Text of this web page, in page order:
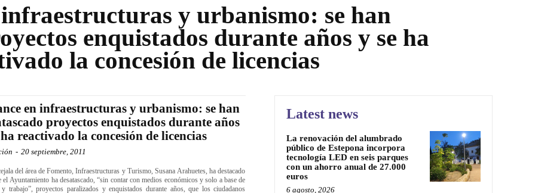
y urbanismo: se han
enquistados durante años y se ha
la concesión de licencias
en infraestructuras y urbanismo: se han
proyectos enquistados durante años
ha reactivado la concesión de licencias
- 20 septiembre, 2011
del área de Fomento, Infraestructuras y Turismo, Susana Arahuetes, ha destacado
el Ayuntamiento ha desatascado, “sin contar con medios económicos y solo a base de
trabajo”, proyectos paralizados y enquistados durante años, que los ciudadanos
Latest news
La renovación del alumbrado
público de Estepona incorpora
tecnología LED en seis parques
con un ahorro anual de 27.000
euros
6 agosto, 2026